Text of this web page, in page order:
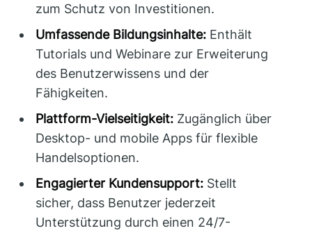
zum Schutz von Investitionen.
Umfassende Bildungsinhalte: Enthält
Tutorials und Webinare zur Erweiterung
des Benutzerwissens und der
Fähigkeiten.
Plattform-Vielseitigkeit: Zugänglich über
Desktop- und mobile Apps für flexible
Handelsoptionen.
Engagierter Kundensupport: Stellt
sicher, dass Benutzer jederzeit
Unterstützung durch einen 24/7-